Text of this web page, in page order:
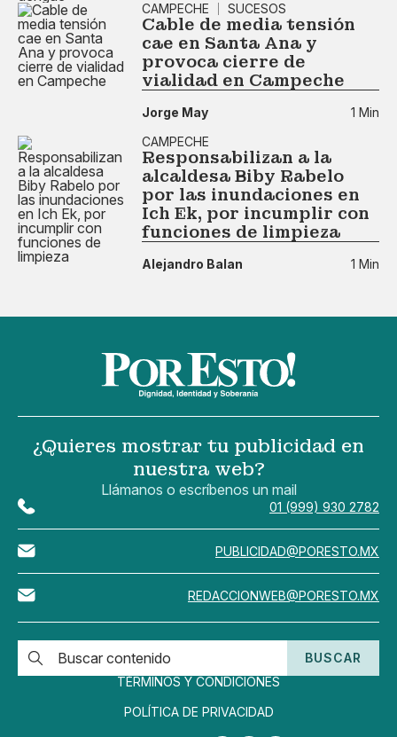
CAMPECHE
SUCESOS
Cable de media tensión
cae en Santa Ana y
provoca cierre de
vialidad en Campeche
Jorge May
1 Min
CAMPECHE
Responsabilizan a la
alcaldesa Biby Rabelo
por las inundaciones en
Ich Ek, por incumplir con
funciones de limpieza
Alejandro Balan 1 Min
¿Quieres mostrar tu publicidad en
nuestra web?
Llámanos o escríbenos un mail
01 (999) 930 2782
PUBLICIDAD@PORESTO.MX
REDACCIONWEB@PORESTO.MX
BUSCAR
TÉRMINOS Y CONDICIONES
POLÍTICA DE PRIVACIDAD